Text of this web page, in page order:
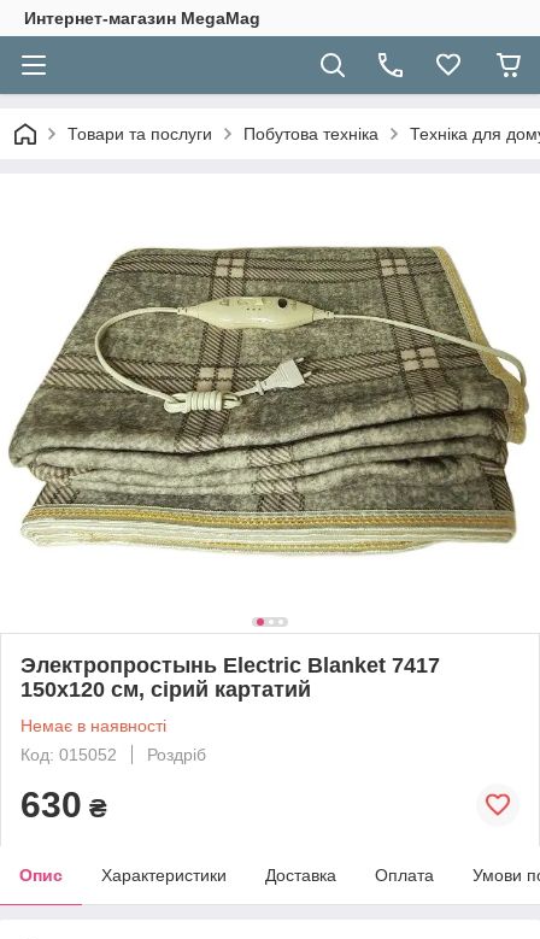
Интернет-магазин MegaMag
Товари та послуги Побутова техніка Техніка для
Электропростынь Electric Blanket 7417
150х120 см, сірий картатий
Немає в наявності
Код: 015052
Роздріб
630 ₴
Опис Характеристики Доставка Оплата Умови